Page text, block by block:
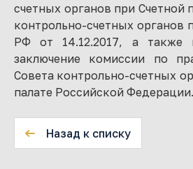
счетных органов при Счетной
контрольно-счетных органов
РФ от 14.12.2017, а также
заключение комиссии по
Совета контрольно-счетных
палате Российской Федерации.
Назад к списку